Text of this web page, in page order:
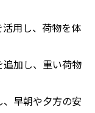
活用し、荷物を体
追加し、重い荷物
、早朝や夕方の安